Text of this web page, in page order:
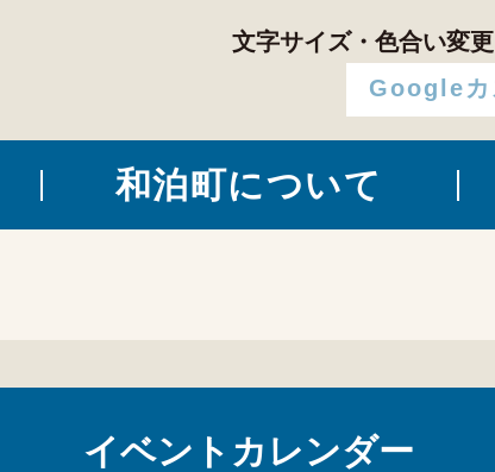
文字サイズ・色合い変更
和泊町について
イベントカレンダー